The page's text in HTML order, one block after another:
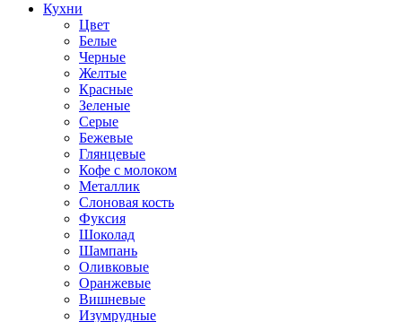
Кухни
Цвет
Белые
Черные
Желтые
Красные
Зеленые
Серые
Бежевые
Глянцевые
Кофе с молоком
Металлик
Слоновая кость
Фуксия
Шоколад
Шампань
Оливковые
Оранжевые
Вишневые
Изумрудные